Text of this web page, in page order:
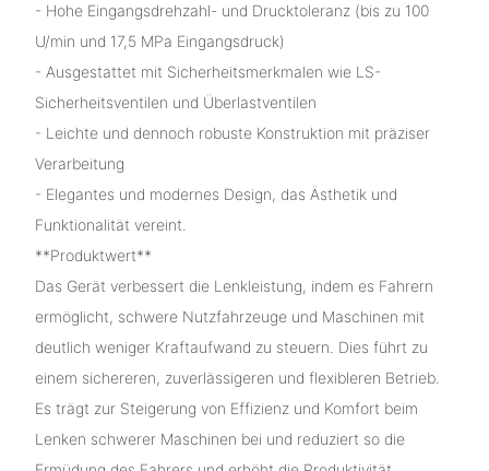
- Hohe Eingangsdrehzahl- und Drucktoleranz (bis zu 100
U/min und 17,5 MPa Eingangsdruck)
- Ausgestattet mit Sicherheitsmerkmalen wie LS-
Sicherheitsventilen und Überlastventilen
- Leichte und dennoch robuste Konstruktion mit präziser
Verarbeitung
- Elegantes und modernes Design, das Ästhetik und
Funktionalität vereint.
**Produktwert**
Das Gerät verbessert die Lenkleistung, indem es Fahrern
ermöglicht, schwere Nutzfahrzeuge und Maschinen mit
deutlich weniger Kraftaufwand zu steuern. Dies führt zu
einem sichereren, zuverlässigeren und flexibleren Betrieb.
Es trägt zur Steigerung von Effizienz und Komfort beim
Lenken schwerer Maschinen bei und reduziert so die